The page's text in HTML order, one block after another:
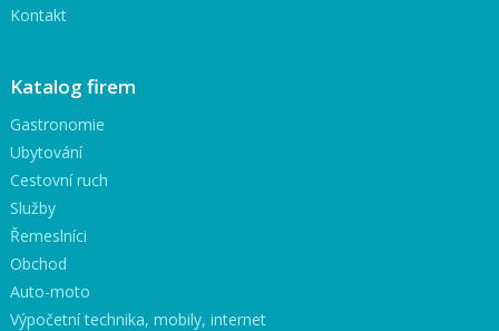
Kontakt
Katalog firem
Gastronomie
Ubytování
Cestovní ruch
Služby
Řemeslníci
Obchod
Auto-moto
Výpočetní technika, mobily, internet